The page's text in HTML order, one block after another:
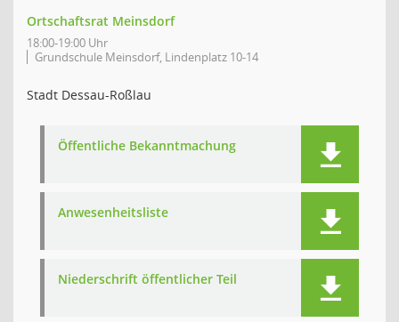
Ortschaftsrat Meinsdorf
18:00-19:00 Uhr
Grundschule Meinsdorf, Lindenplatz 10-14
Stadt Dessau-Roßlau
Öffentliche Bekanntmachung
Anwesenheitsliste
Niederschrift öffentlicher Teil